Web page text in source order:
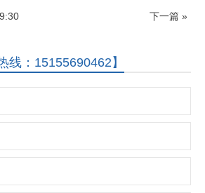
下一篇 »
线：15155690462】